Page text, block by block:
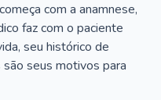
com a anamnese,
faz com o paciente
seu histórico de
seus motivos para